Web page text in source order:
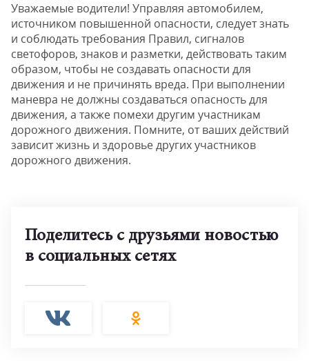
Уважаемые водители! Управляя автомобилем,
источником повышенной опасности, следует знать
и соблюдать требования Правил, сигналов
светофоров, знаков и разметки, действовать таким
образом, чтобы не создавать опасности для
движения и не причинять вреда. При выполнении
маневра не должны создаваться опасность для
движения, а также помехи другим участникам
дорожного движения. Помните, от ваших действий
зависит жизнь и здоровье других участников
дорожного движения.
Поделитесь с друзьями новостью
в социальных сетях